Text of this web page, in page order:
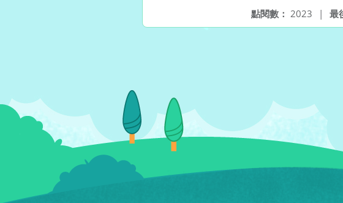
最
點閱數： 2023 |